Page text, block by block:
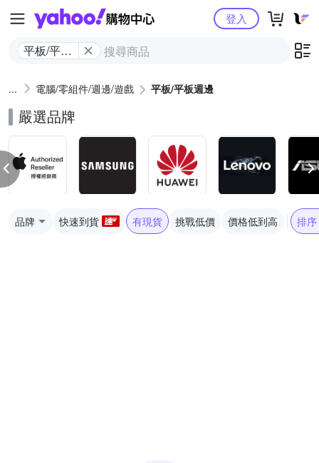
Yahoo購物中心
平板/平板
登入
電腦/零組件/週邊/遊戲 平板/平板週邊
嚴選品牌
品牌 快速到貨 有現貨 挑戰低價 價格低到高 排序